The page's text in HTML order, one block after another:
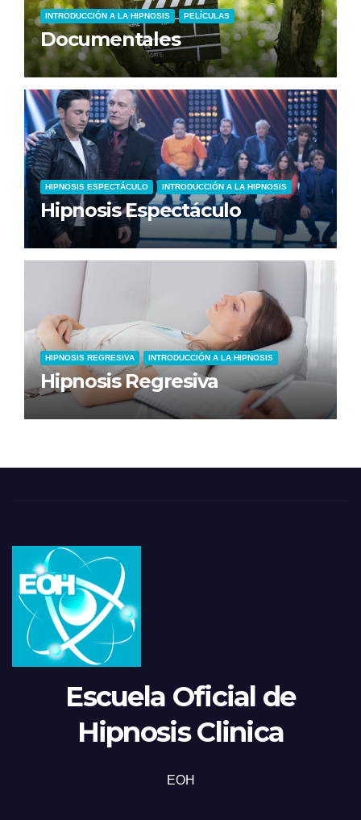
INTRODUCCIÓN A LA HIPNOSIS PELÍCULAS
Documentales
HIPNOSIS ESPECTÁCULO INTRODUCCIÓN A LA HIPNOSIS
Hipnosis Espectáculo
HIPNOSIS REGRESIVA INTRODUCCIÓN A LA HIPNOSIS
Hipnosis Regresiva
Escuela Oficial de
Hipnosis Clinica
EOH